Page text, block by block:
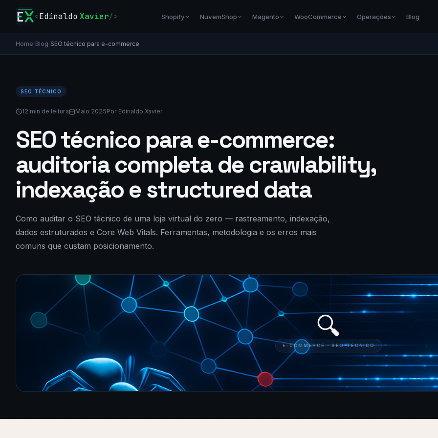
<Edinaldo Xavier/> Shopify NuvemShop Magento WooCommerce Operações Blog
Home Blog SEO técnico para e-commerce
SEO TÉCNICO
12 min de leitura Maio 2025Por Edinaldo Xavier
SEO técnico para e-commerce:
auditoria completa de crawlability,
indexação e structured data
Como auditar o SEO técnico de uma loja virtual do zero — rastreamento, indexação,
dados estruturados e Core Web Vitals. Ferramentas, metodologia e os erros mais
comuns que custam posicionamento.
🔍
E-COMMERCE · SEO TÉCNICO